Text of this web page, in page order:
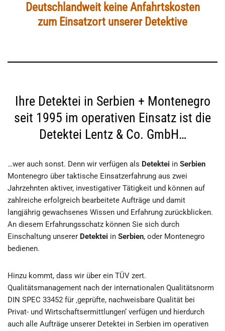
Deutschlandweit keine Anfahrtskosten
zum Einsatzort unserer Detektive
Ihre Detektei in Serbien + Montenegro
seit 1995 im operativen Einsatz ist die
Detektei Lentz & Co. GmbH…
…wer auch sonst. Denn wir verfügen als Detektei in Serbien
Montenegro über taktische Einsatzerfahrung aus zwei
Jahrzehnten aktiver, investigativer Tätigkeit und können auf
zahlreiche erfolgreich bearbeitete Aufträge und damit
langjährig gewachsenes Wissen und Erfahrung zurückblicken.
An diesem Erfahrungsschatz können Sie sich durch
Einschaltung unserer Detektei in Serbien, oder Montenegro
bedienen.
Hinzu kommt, dass wir über ein TÜV zert.
Qualitätsmanagement nach der internationalen Qualitätsnorm
DIN SPEC 33452 für ‚geprüfte, nachweisbare Qualität bei
Privat- und Wirtschaftsermittlungen‘ verfügen und hierdurch
auch alle Aufträge unserer Detektei in Serbien im operativen